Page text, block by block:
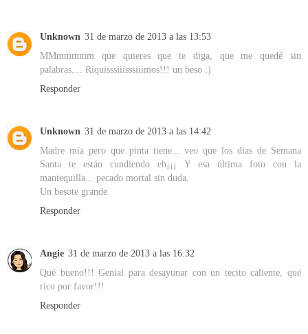
Unknown 31 de marzo de 2013 a las 13:53
MMmmmmm que quieres que te diga, que me quedé sin
palabras.... Riquisssiiisssiiimos!!! un beso :)
Responder
Unknown 31 de marzo de 2013 a las 14:42
Madre mía pero que pinta tiene... veo que los días de Semana
Santa te están cundiendo eh¡¡¡ Y esa última foto con la
mantequilla... pecado mortal sin duda.
Un besote grande
Responder
Angie 31 de marzo de 2013 a las 16:32
Qué bueno!!! Genial para desayunar con un tecito caliente, qué
rico por favor!!!
Responder